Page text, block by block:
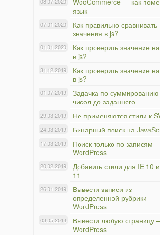
WooCommerce — как
язык
08.07.2020
Как правильно сравнивать
значения в js?
07.01.2020
Как проверить значение
в js?
01.01.2020
Как проверить значение
в js?
31.12.2019
Задачка по суммированию
чисел до заданного
01.07.2019
Не применяются стили к
29.03.2019
Бинарный поиск на
24.03.2019
Поиск только по записям
WordPress
17.03.2019
Добавить стили для IE 10
11
20.02.2019
Вывести записи из
определенной рубрики —
WordPress
26.01.2019
Вывести любую страницу
WordPress
03.05.2018